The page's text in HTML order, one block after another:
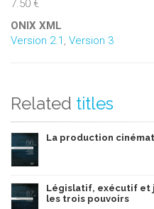
7.50 €
ONIX XML
Version 2.1 Version 3
Related titles
La production
Législatif, exécutif et
les trois pouvoirs